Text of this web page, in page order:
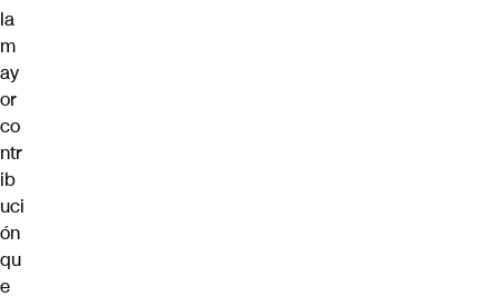
la
m
ay
or
co
ntr
ib
uci
ón
qu
e